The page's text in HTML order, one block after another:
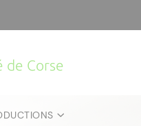
de Corse